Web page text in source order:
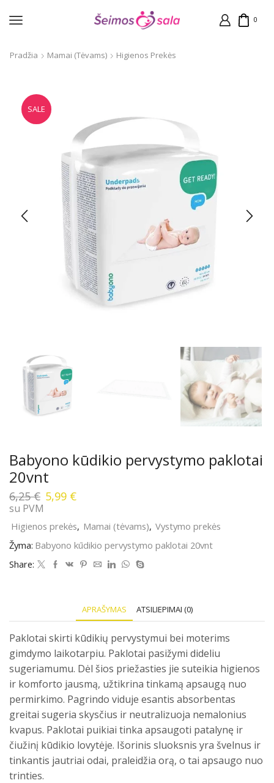
0
Pradžia Mamai (tėvams) Higienos Prekės
SALE
Babyono kūdikio pervystymo paklotai
20vnt
6,25€ Original
was:
6,25 €.
5,99 €Current
is:
5,99 €.
su PVM
Higienos prekės, Mamai (tėvams), Vystymo prekės
Žyma: Babyono kūdikio pervystymo paklotai 20vnt
Share:
APRAŠYMAS ATSILIEPIMAI (0)
Paklotai skirti kūdikių pervystymui bei moterims
gimdymo laikotarpiu. Paklotai pasižymi dideliu
sugeriamumu. Dėl šios priežasties jie suteikia higienos
ir komforto jausmą, užtikrina tinkamą apsaugą nuo
permirkimo. Pagrindo viduje esantis absorbentas
greitai sugeria skysčius ir neutralizuoja nemalonius
kvapus. Paklotai puikiai tinka apsaugoti patalynę ir
čiužinį kūdikio lovytėje. Išorinis sluoksnis yra švelnus ir
tinkantis jautriai odai, praleidžia orą, o tai apsaugo nuo
trinties.